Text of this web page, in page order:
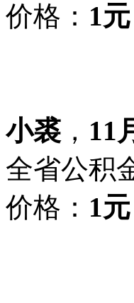
价格： 1元
小裘 ， 11
全省公积
价格： 1元